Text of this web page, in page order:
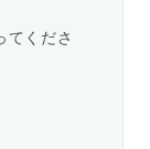
てくださ